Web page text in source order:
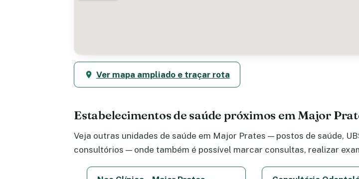
Ver mapa ampliado e traçar rota
Estabelecimentos de saúde próximos em Major
Veja outras unidades de saúde em Major Prates — postos de saúde,
consultórios — onde também é possível marcar consultas, realizar